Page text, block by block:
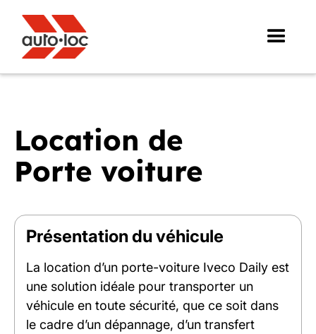
Location de
Porte voiture
Présentation du véhicule
La location d’un porte-voiture Iveco Daily est
une solution idéale pour transporter un
véhicule en toute sécurité, que ce soit dans
le cadre d’un dépannage, d’un transfert